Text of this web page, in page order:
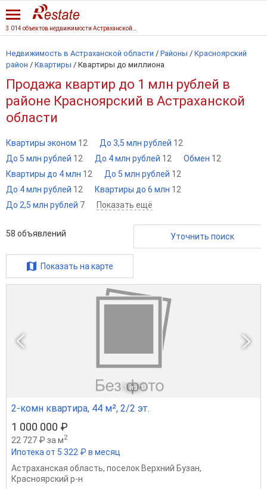
Недвижимость в Астраханской области / Районы / Красноярский
район / Квартиры / Квартиры до миллиона
Продажа квартир до 1 млн рублей в
районе Красноярский в Астраханской
области
Квартиры эконом 12 До 3,5 млн рублей 12
До 5 млн рублей 12 До 4 млн рублей 12 Обмен 12
Квартиры до 4 млн 12 До 5 млн рублей 12
До 4 млн рублей 12 Квартиры до 6 млн 12
До 2,5 млн рублей 7 Показать ещё
58 объявлений Уточнить поиск
Показать на карте
1 из 1
2-комн квартира, 44 м², 2/2 эт.
1 000 000 ₽
22 727 ₽ за м2
Ипотека от 5 322 ₽ в месяц
Астраханская область, поселок Верхний Бузан,
Красноярский р-н